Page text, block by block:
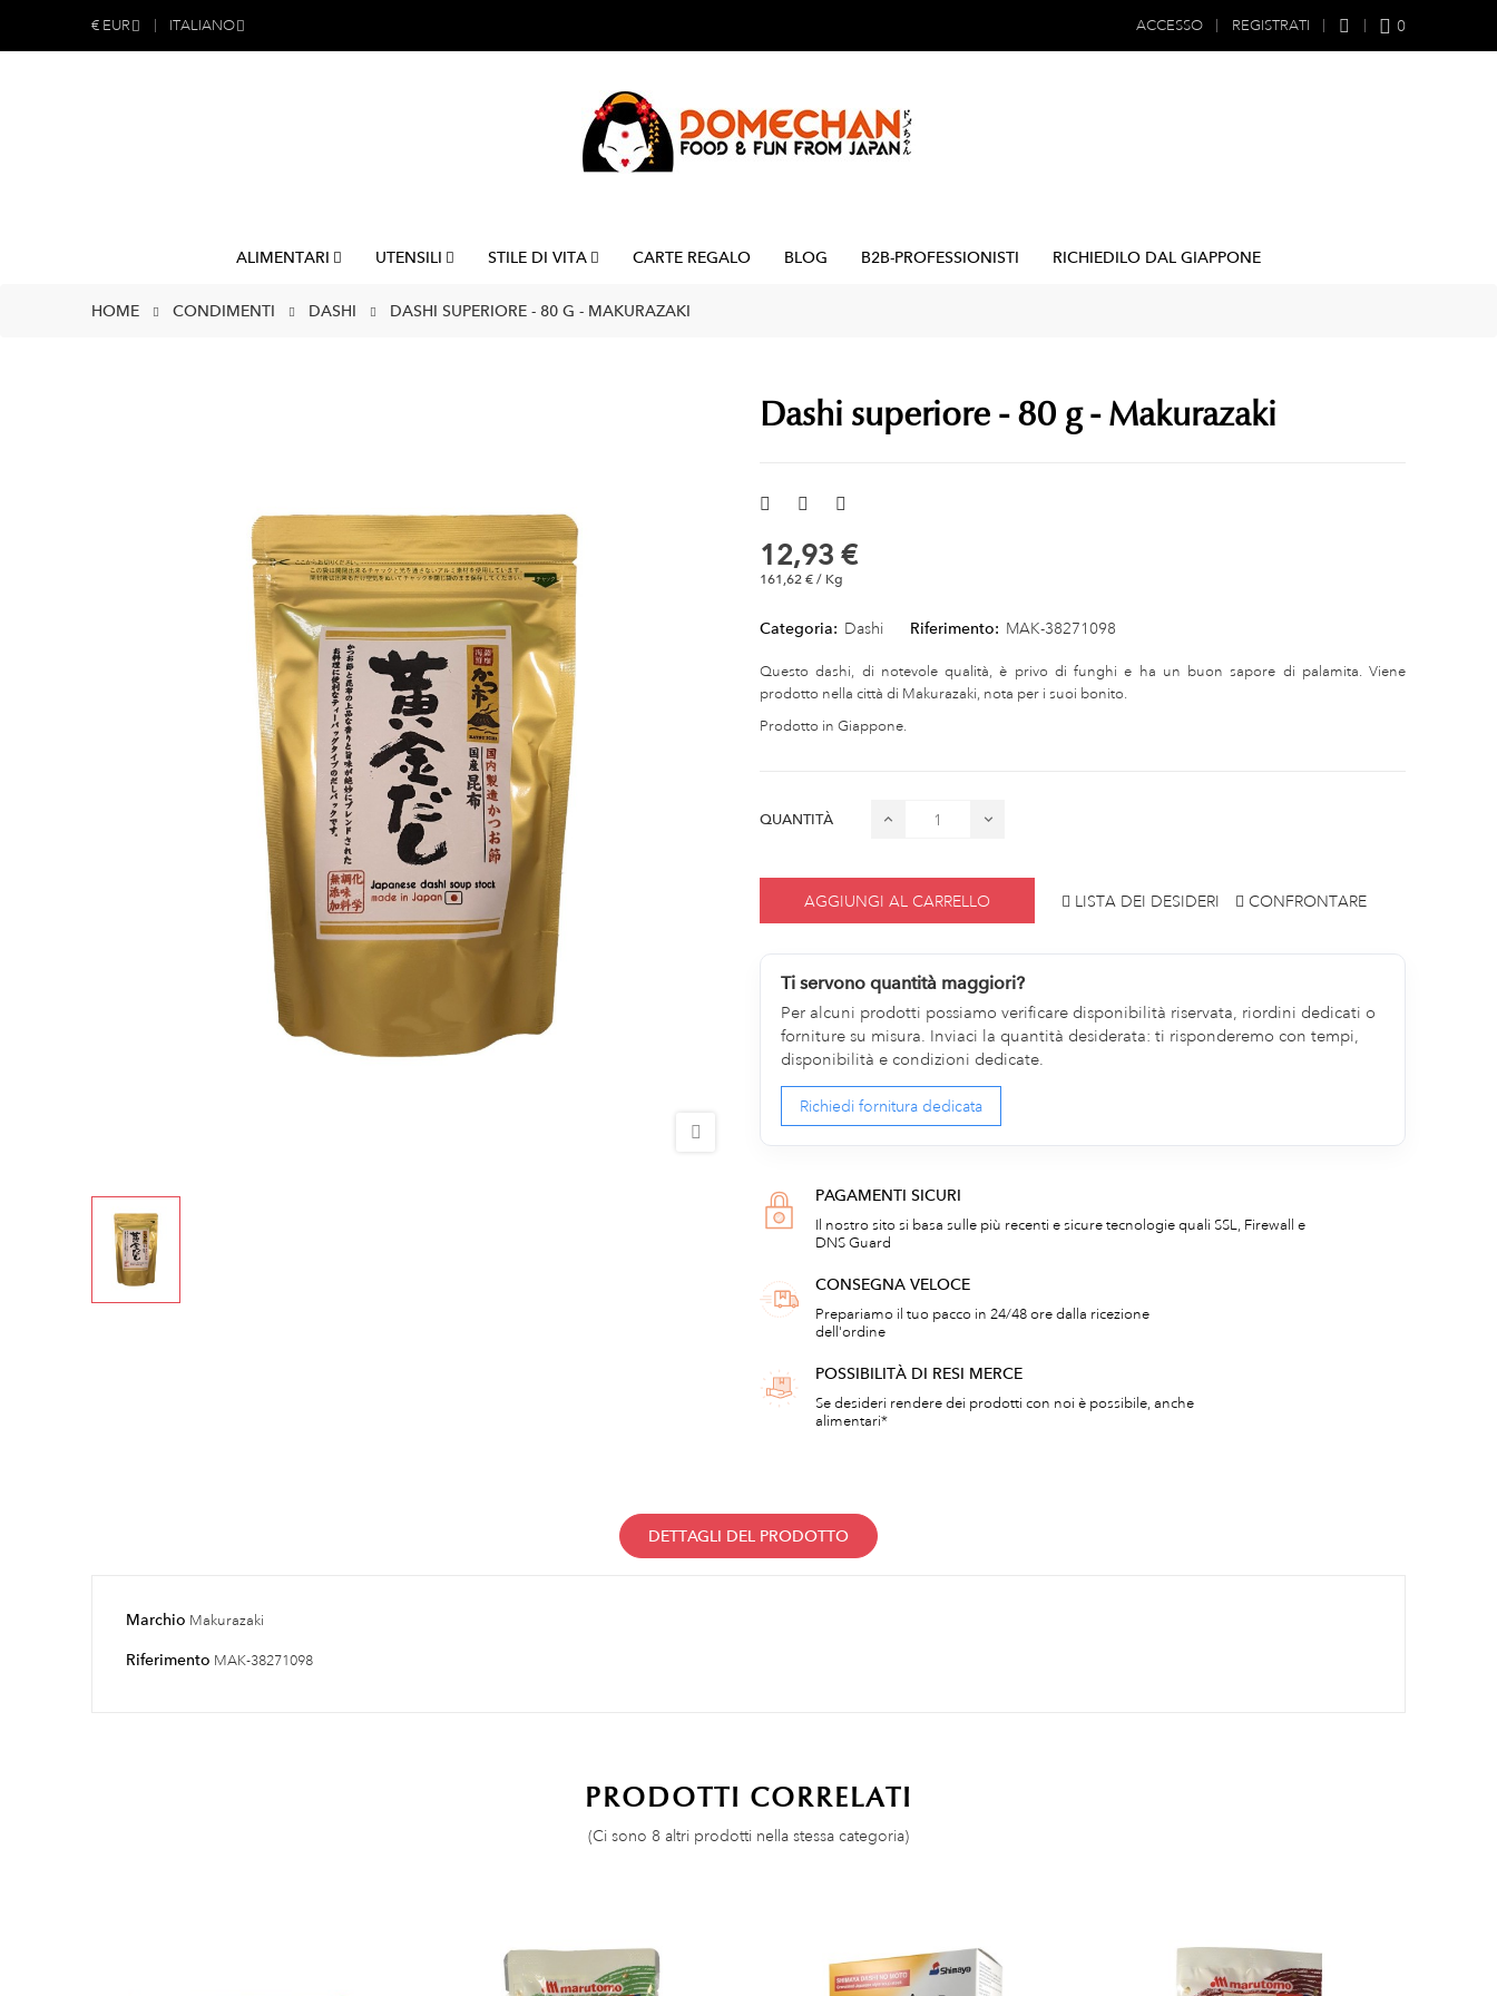
€ EUR ITALIANO ACCESSO REGISTRATI 0
ALIMENTARI UTENSILI STILE DI VITA CARTE REGALO BLOG B2B-PROFESSIONISTI RICHIEDILO DAL GIAPPONE
HOME CONDIMENTI DASHI DASHI SUPERIORE - 80 G - MAKURAZAKI
Dashi superiore - 80 g - Makurazaki
12,93 €
161,62 € / Kg
Categoria: Dashi Riferimento: MAK-38271098
Questo dashi, di notevole qualità, è privo di funghi e ha un buon sapore di palamita. Viene
prodotto nella città di Makurazaki, nota per i suoi bonito.
Prodotto in Giappone.
QUANTITÀ
AGGIUNGI AL CARRELLO LISTA DEI DESIDERI CONFRONTARE
Ti servono quantità maggiori?
Per alcuni prodotti possiamo verificare disponibilità riservata, riordini dedicati o
forniture su misura. Inviaci la quantità desiderata: ti risponderemo con tempi,
disponibilità e condizioni dedicate.
Richiedi fornitura dedicata
PAGAMENTI SICURI
Il nostro sito si basa sulle più recenti e sicure tecnologie quali SSL, Firewall e
DNS Guard
CONSEGNA VELOCE
Prepariamo il tuo pacco in 24/48 ore dalla ricezione
dell'ordine
POSSIBILITÀ DI RESI MERCE
Se desideri rendere dei prodotti con noi è possibile, anche
alimentari*
DETTAGLI DEL PRODOTTO
Marchio Makurazaki
Riferimento MAK-38271098
PRODOTTI CORRELATI
(Ci sono 8 altri prodotti nella stessa categoria)